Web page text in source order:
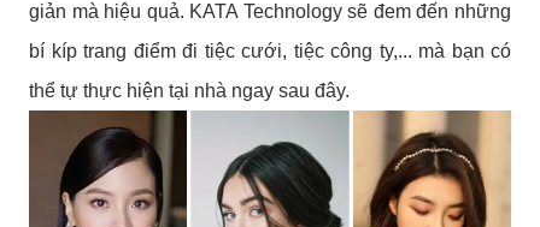
giản mà hiệu quả. KATA Technology sẽ đem đến những
bí kíp trang điểm đi tiệc cưới, tiệc công ty,... mà bạn có
thể tự thực hiện tại nhà ngay sau đây.